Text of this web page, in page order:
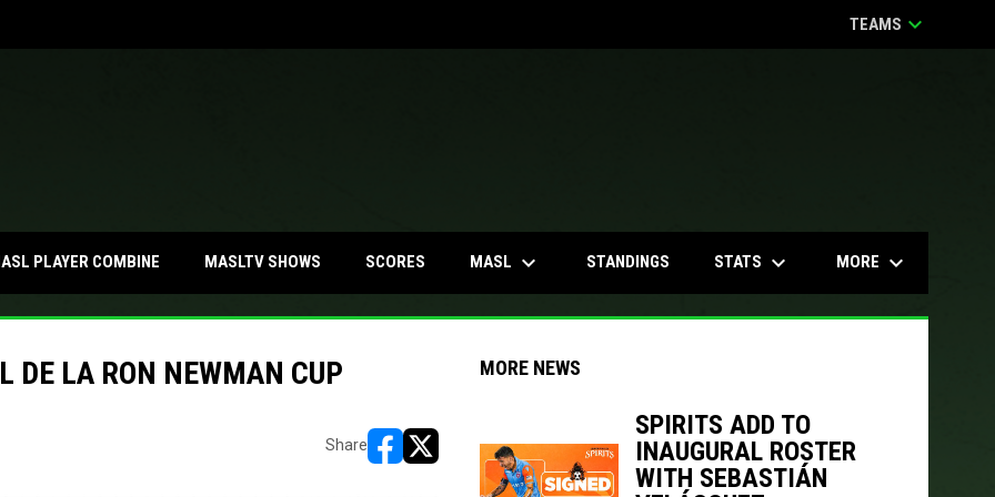
TEAMS keyboard_arrow_down
PLAYER COMBINE MASLTV SHOWS SCORES MASL keyboard_arrow_down STANDINGS STATS keyboard_arrow_down MORE keyboard_arrow_down
DE LA RON NEWMAN CUP
Share
opens in new window
opens in new window
MORE NEWS
SPIRITS ADD TO
INAUGURAL ROSTER
WITH SEBASTIÁN